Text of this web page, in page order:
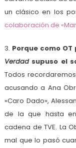
un clásico en los
colaboración de
3. Porque como
Verdadsupuso el
Todos
acusando a Ana
«Caro Dado»,
de la que hasta
cadena de TVE. La
mal que lo pasó